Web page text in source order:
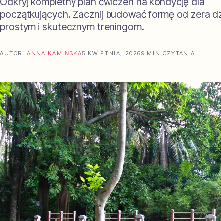
początkujących. Zacznij budować formę od zera
prostym i skutecznym treningom.
AUTOR:ANNA KAMIŃSKA5 KWIETNIA, 20269 MIN CZYTANIA